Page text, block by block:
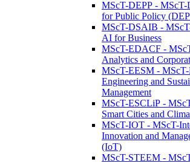
MScT-DEPP - MScT-
for Public Policy
MScT-DSAIB -
AI for Business
MScT-EDACF -
Analytics and
MScT-EESM -
Engineering and
Management
MScT-ESCLiP -
Smart Cities and
MScT-IOT - MScT-
Innovation and
(IoT)
MScT-STEEM -